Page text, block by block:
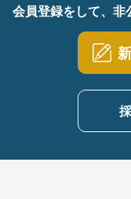
会員登録をして、非